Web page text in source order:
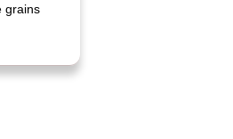
grains